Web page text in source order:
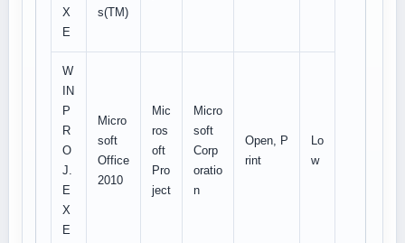
X
E
s(TM)
W
IN
P
R
O
J.
E
X
E
Micro
soft
Office
2010
Mic
ros
oft
Pro
ject
Micro
soft
Corp
oratio
n
Open, P
rint
Lo
w